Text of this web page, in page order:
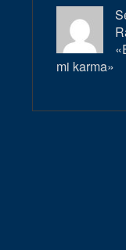
mi karma»